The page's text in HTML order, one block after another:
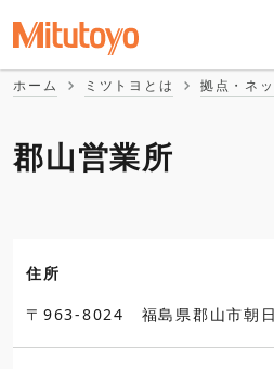
ホーム ミツトヨとは 拠点・ネ
郡山営業所
住所
〒963-8024 福島県郡山市朝